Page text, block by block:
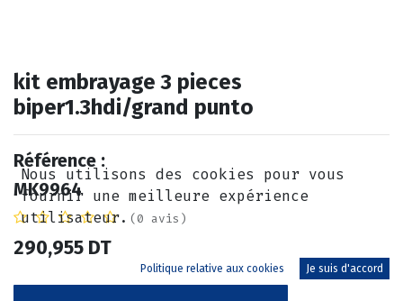
kit embrayage 3 pieces
biper1.3hdi/grand punto
Référence :
MK9964
(0 avis)
290,955 DT
Nous utilisons des cookies pour vous
fournir une meilleure expérience
utilisateur.
Politique relative aux cookies Je suis d'accord